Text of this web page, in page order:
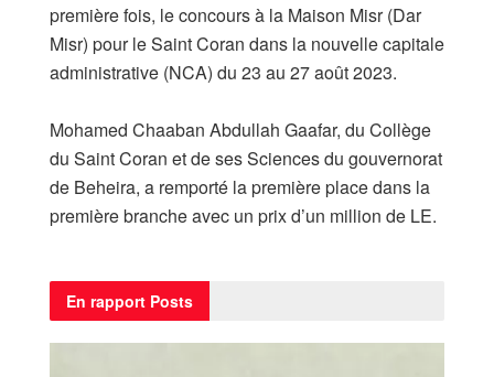
première fois, le concours à la Maison Misr (Dar
Misr) pour le Saint Coran dans la nouvelle capitale
administrative (NCA) du 23 au 27 août 2023.
Mohamed Chaaban Abdullah Gaafar, du Collège
du Saint Coran et de ses Sciences du gouvernorat
de Beheira, a remporté la première place dans la
première branche avec un prix d’un million de LE.
En rapport Posts